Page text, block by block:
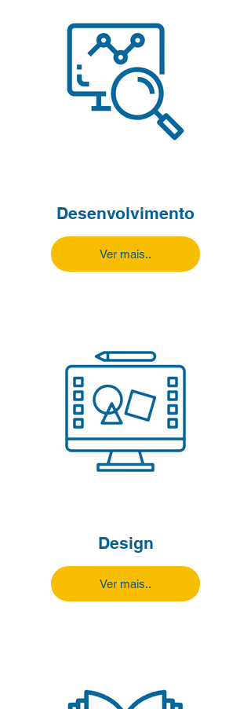
Desenvolvimento
Ver mais..
Design
Ver mais..